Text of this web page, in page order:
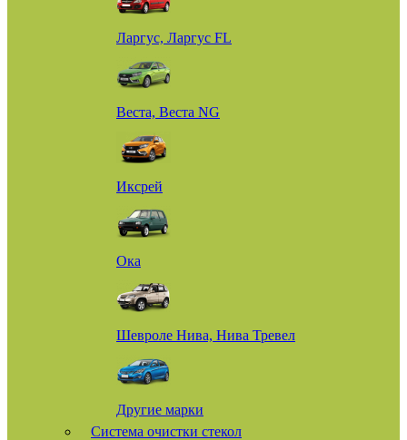
Ларгус, Ларгус FL
Веста, Веста NG
Иксрей
Ока
Шевроле Нива, Нива Тревел
Другие марки
Система очистки стекол